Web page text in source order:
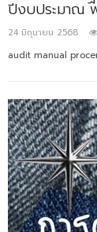
ปีงบประมาณ
24 มิถุนายน 2568
audit manual